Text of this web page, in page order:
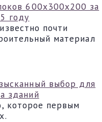
600х300х200 за
году
почти
материал
выбор для
зданий
которое первым